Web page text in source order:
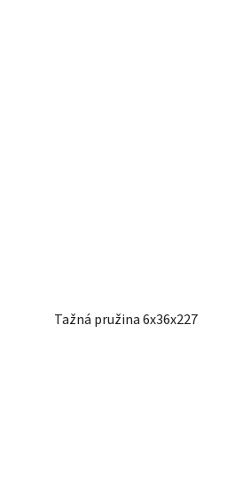
Tažná pružina 6x36x227